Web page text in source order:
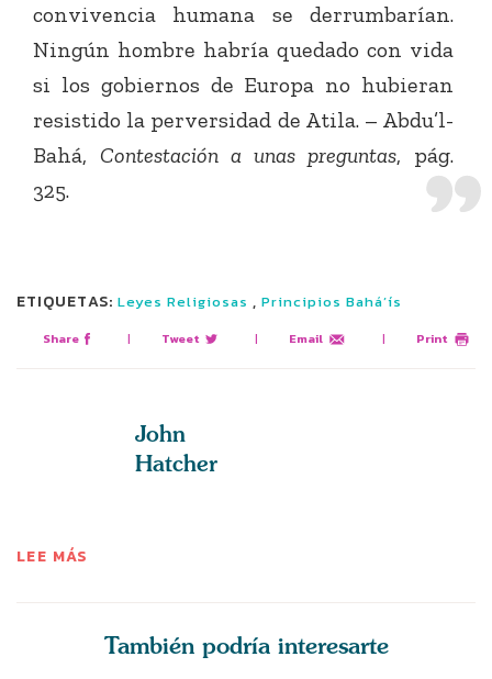
convivencia humana se derrumbarían.
Ningún hombre habría quedado con vida
si los gobiernos de Europa no hubieran
resistido la perversidad de Atila. – Abdu’l-
Bahá, Contestación a unas preguntas, pág.
325.
ETIQUETAS: Leyes Religiosas ,Principios Bahá’ís
Share | Tweet | Email | Print
John
Hatcher
LEE MÁS
También podría interesarte